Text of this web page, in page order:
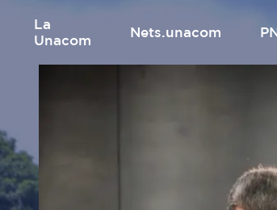
La
Unacom
nets.unacom